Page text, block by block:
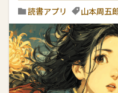
読書アプリ 山本周五